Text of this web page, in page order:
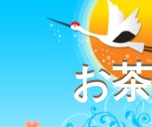
お
お